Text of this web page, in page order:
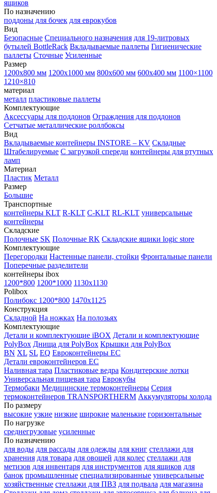
ящиков
По назначению
поддоны для бочек для еврокубов
Вид
Безопасные Специального назначения для 19-литровых
бутылей BottleRack Вкладываемые паллеты Гигиенические
паллеты Сточные Усиленные
Размер
1200х800 мм 1200х1000 мм 800х600 мм 600х400 мм 1100×1100
1210×810
материал
металл пластиковые паллеты
Комплектующие
Аксессуары для поддонов Ограждения для поддонов
Сетчатые металлические роллбоксы
Вид
Вкладываемые контейнеры INSTORE – KV Складные
Штабелируемые С загрузкой спереди контейнеры для ртутных
ламп
Материал
Пластик Металл
Размер
Большие
Транспортные
контейнеры KLT R-KLT C-KLT RL-KLT универсальные
контейнеры
Складские
Полочные SK Полочные RK Складские ящики logic store
Комплектующие
Перегородки Настенные панели, стойки Фронтальные панели
Поперечные разделители
контейнеры ibox
1200*800 1200*1000 1130x1130
Polibox
Полибокс 1200*800 1470х1125
Конструкция
Складной На ножках На полозьях
Комплектующие
Детали и комплектующие iBOX Детали и комплектующие
PolyBox Днища для PolyBox Крышки для PolyBox
BN XL SL EQ Евроконтейнеры EC
Детали евроконтейнеров EC
Наливная тара Пластиковые ведра Кондитерские лотки
Универсальная пищевая тара Еврокубы
Термобаки Медицинские термоконтейнеры Серия
термоконтейнеров TRANSPORTHERM Аккумуляторы холода
По размеру
высокие узкие низкие широкие маленькие горизонтальные
По нагрузке
среднегрузовые усиленные
По назначению
для воды для рассады для одежды для книг стеллажи для
хранения для товара для овощей для колес стеллажи для
метизов для инвентаря для инструментов для ящиков для
банок промышленные специализированные универсальные
хозяйственные стеллажи для ПВЗ для подвала для магазина